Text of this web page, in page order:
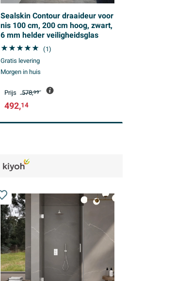
Sealskin Contour draaideur voor
nis 100 cm, 200 cm hoog, zwart,
6 mm helder veiligheidsglas
(1)
Gratis levering
Morgen in huis
Prijs 578,99
492,14